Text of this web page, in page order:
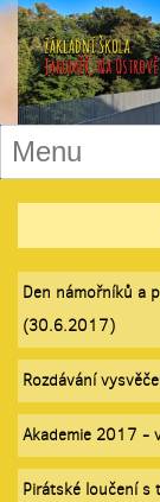
Den námořníků a
(30.6.2017)
Rozdávání
Akademie 2017 -
Pirátské loučení